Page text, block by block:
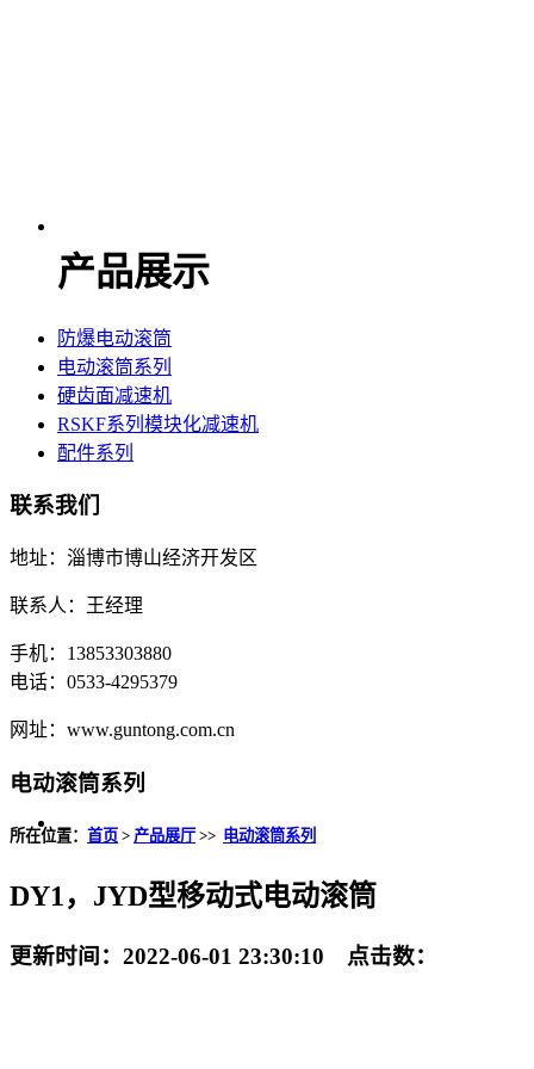
产品展示
防爆电动滚筒
电动滚筒系列
硬齿面减速机
RSKF系列模块化减速机
配件系列
联系我们
地址：淄博市博山经济开发区
联系人：王经理
手机：13853303880
电话：0533-4295379
网址：www.guntong.com.cn
电动滚筒系列
所在位置： 首页 > 产品展厅 >> 电动滚筒系列
DY1，JYD型移动式电动滚筒
更新时间：2022-06-01 23:30:10 点击数：